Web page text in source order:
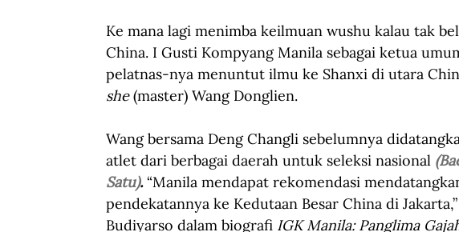
Ke mana lagi menimba keilmuan wushu kalau tak
China. I Gusti Kompyang Manila sebagai ketua
pelatnas-nya menuntut ilmu ke Shanxi di utara
she (master) Wang Donglien.
Wang bersama Deng Changli sebelumnya
atlet dari berbagai daerah untuk seleksi nasional
Satu). “Manila mendapat rekomendasi
pendekatannya ke Kedutaan Besar China di
Budiyarso dalam biografi IGK Manila: Panglima